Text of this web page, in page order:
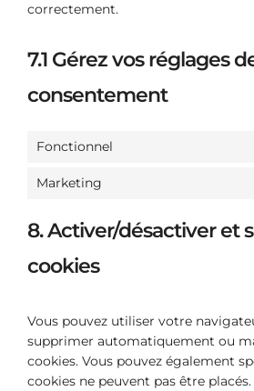
correctement.
7.1 Gérez vos réglages
consentement
Fonctionnel
Marketing
8. Activer/désactiver et
cookies
Vous pouvez utiliser votre
supprimer automatiquement ou
cookies. Vous pouvez également
cookies ne peuvent pas être